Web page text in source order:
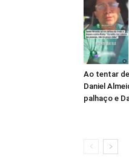
Ao tentar
Daniel
palhaço e